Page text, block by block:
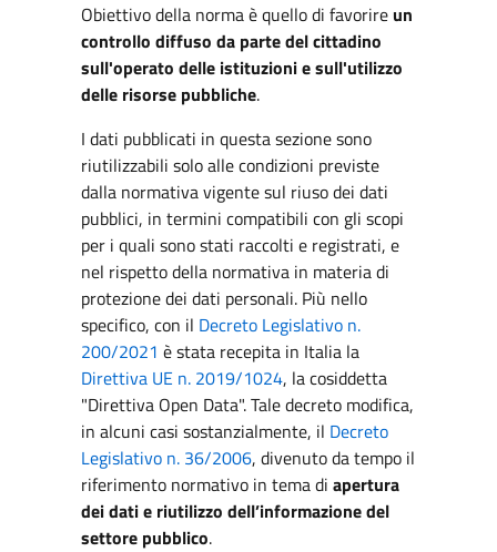
Obiettivo della norma è quello di favorire un
controllo diffuso da parte del cittadino
sull'operato delle istituzioni e sull'utilizzo
delle risorse pubbliche.
I dati pubblicati in questa sezione sono
riutilizzabili solo alle condizioni previste
dalla normativa vigente sul riuso dei dati
pubblici, in termini compatibili con gli scopi
per i quali sono stati raccolti e registrati, e
nel rispetto della normativa in materia di
protezione dei dati personali. Più nello
specifico, con il Decreto Legislativo n.
200/2021 è stata recepita in Italia la
Direttiva UE n. 2019/1024, la cosiddetta
"Direttiva Open Data". Tale decreto modifica,
in alcuni casi sostanzialmente, il Decreto
Legislativo n. 36/2006, divenuto da tempo il
riferimento normativo in tema diapertura
dei dati e riutilizzo dell’informazione del
settore pubblico.